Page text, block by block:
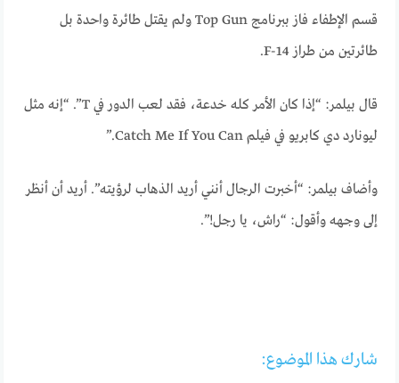
قسم الإطفاء فاز ببرنامج Top Gun ولم يقتل طائرة واحدة بل
طائرتين من طراز F-14.
قال بيلمر: “إذا كان الأمر كله خدعة، فقد لعب الدور في T”. “إنه مثل
ليونارد دي كابريو في فيلم Catch Me If You Can.”
وأضاف بيلمر: “أخبرت الرجال أنني أريد الذهاب لرؤيته”. أريد أن أنظر
إلى وجهه وأقول: “راش، يا رجل!”.
شارك هذا الموضوع: